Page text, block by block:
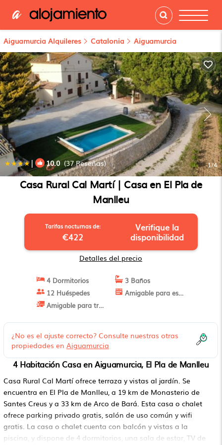
Aiguamurcia Alquileres Catalonia Aiguamurcia
| 10.0(37 Reseñas) 1/4
Casa Rural Cal Martí | Casa en El Pla de
Manlleu
Tarifas nocturnas de:
€422
Verifique la
disponibilidad
Detalles del precio
4 Dormitorios
3 Baños
12 Huéspedes
Amigable para estancias largas
Amigable para trabajo
¿No es el ajuste correcto? Consulte nuestras otras
propiedades en Aiguamurcia
4 Habitación Casa en Aiguamurcia, El Pla de Manlleu
Casa Rural Cal Martí ofrece terraza y vistas al jardín. Se
encuentra en El Pla de Manlleu, a 19 km de Monasterio de
Santes Creus y a 33 km de Arco de Bará. Esta casa o chalet
ofrece parking privado gratis, salón de uso común y wifi
gratis. La casa o chalet cuenta con balcón y vistas a la
piscina, y dispone de 4 dormitorios, una sala de estar, TV de